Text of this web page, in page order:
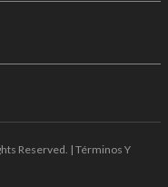
Reserved. | Términos Y